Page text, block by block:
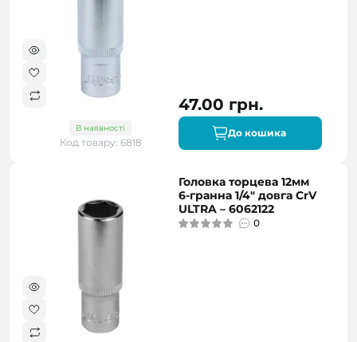
В наявності
Код товару: 6818
47.00 грн.
До кошика
Головка торцева 12мм
6-гранна 1/4" довга CrV
ULTRA – 6062122
0